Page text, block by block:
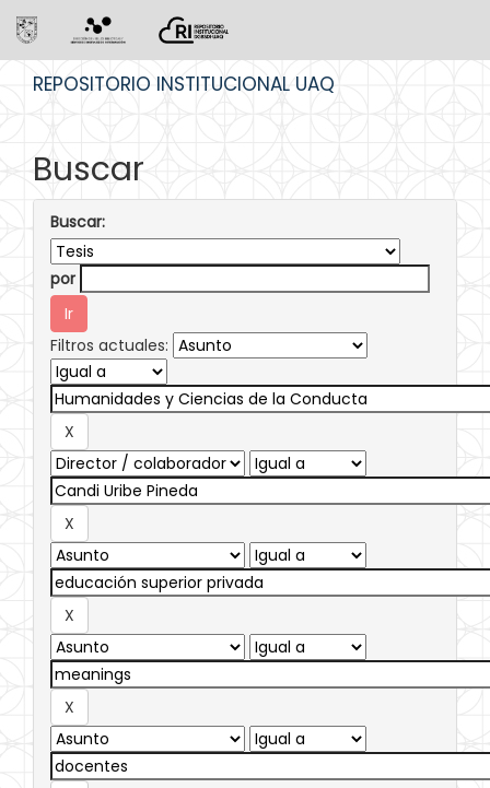
REPOSITORIO INSTITUCIONAL UAQ
Buscar
Buscar:
por
Filtros actuales: